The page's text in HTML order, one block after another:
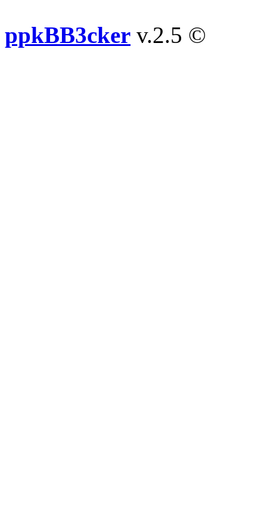
ppkBB3cker v.2.5 ©